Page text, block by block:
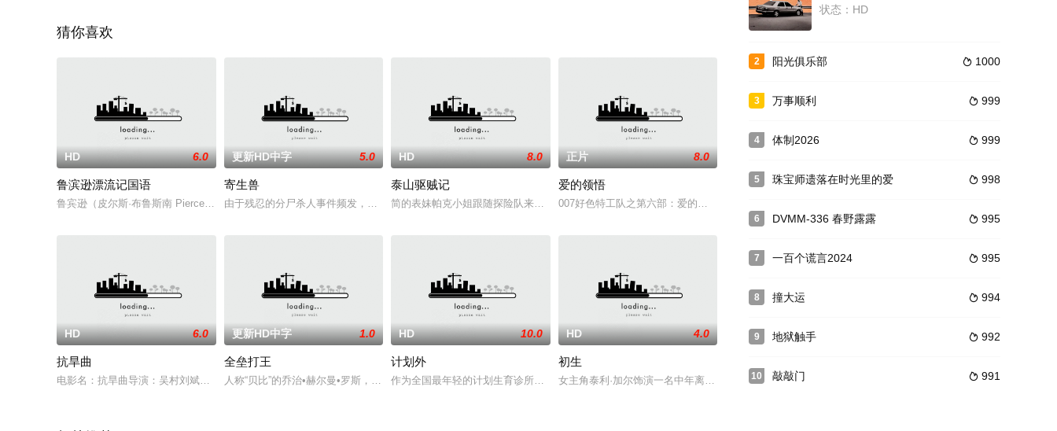
猜你喜欢
HD 6.0
鲁滨逊漂流记国语
鲁宾逊（皮尔斯·布鲁斯南 Pierce Brosnan 饰）是一名英国水手，一次海难之后，他孤身一人在一个荒岛上
更新HD中字 5.0
寄生兽
由于残忍的分尸杀人事件频发，世界各地人民陷入一片惶恐不安之中，然而元凶却是人类未曾意料到的“寄生兽”。这些寄生生
HD 8.0
泰山驱贼记
简的表妹帕克小姐跟随探险队来到非洲，丛林、野人、悬崖、魔咒一个无懈可击的组合给这里增添了无限的神秘。泰山发现了他
正片 8.0
爱的领悟
007好色特工队之第六部：爱的领悟 For the Love of the Click (1997),
HD 6.0
抗旱曲
电影名：抗旱曲导演：吴村刘斌张若平编剧：《抗旱曲》摄制组集体创作主演：王玉堂吴炳惠成艺侯正民马惠英上映：1960
更新HD中字 1.0
全垒打王
人称“贝比”的乔治•赫尔曼•罗斯，是美国战前20年间最著名的传奇棒球手。他从小顽劣，却因出色的棒球天赋得到Bro
HD 10.0
计划外
作为全国最年轻的计划生育诊所主任之一，艾比·约翰逊(AbbyJohnson)参与了超过2.2万例堕胎，并为无数妇
HD 4.0
初生
女主角泰利·加尔饰演一名中年离婚且有两个孩子的妇人，后又选错男友（彼得·韦勒饰），生活陷入困境，不
状态：HD
2  1000
阳光俱乐部
3  999
万事顺利
4  999
体制2026
5  998
珠宝师遗落在时光里的爱
6  995
DVMM-336 春野露露
7  995
一百个谎言2024
8  994
撞大运
9  992
地狱触手
10  991
敲敲门